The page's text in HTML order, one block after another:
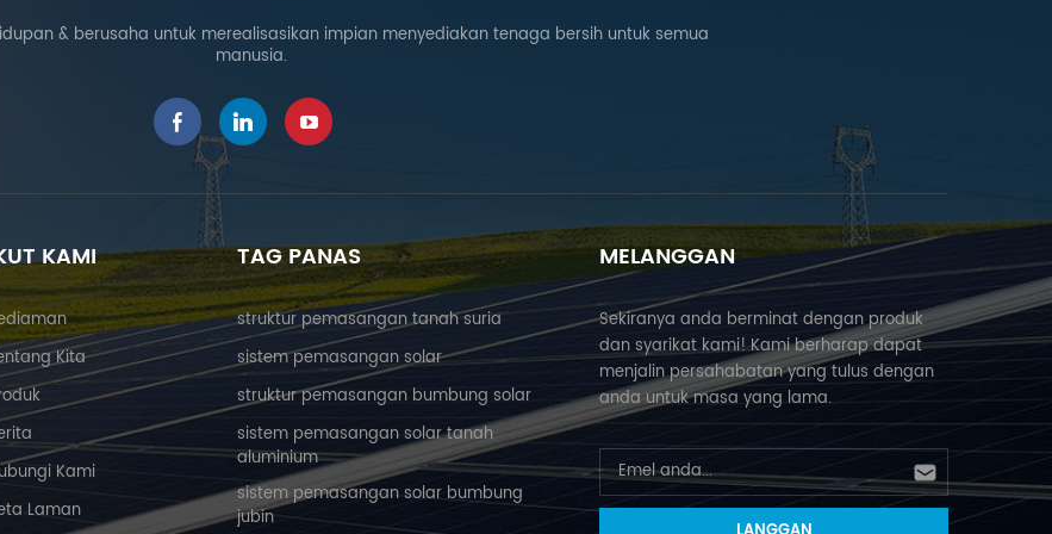
& berusaha untuk merealisasikan impian menyediakan tenaga bersih untuk semua
manusia.
KAMI
Kita
Kami
Laman
TAG PANAS
struktur pemasangan tanah suria
sistem pemasangan solar
struktur pemasangan bumbung solar
sistem pemasangan solar tanah
aluminium
sistem pemasangan solar bumbung
jubin
MELANGGAN
Sekiranya anda berminat dengan produk
dan syarikat kami! Kami berharap dapat
menjalin persahabatan yang tulus dengan
anda untuk masa yang lama.